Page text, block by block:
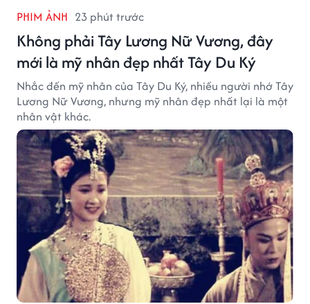
PHIM ẢNH 23 phút trước
Không phải Tây Lương Nữ Vương, đây
mới là mỹ nhân đẹp nhất Tây Du Ký
Nhắc đến mỹ nhân của Tây Du Ký, nhiều người nhớ Tây
Lương Nữ Vương, nhưng mỹ nhân đẹp nhất lại là một
nhân vật khác.